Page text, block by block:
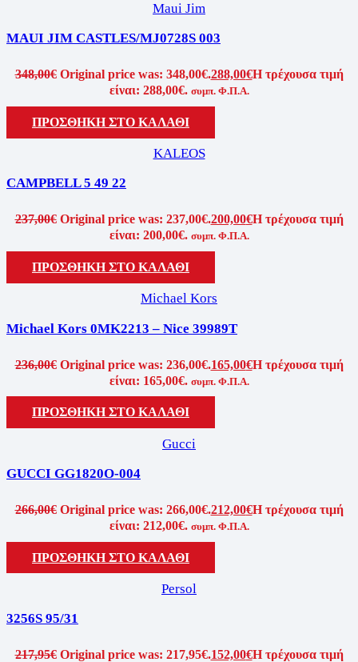
Maui Jim
MAUI JIM CASTLES/MJ0728S 003
348,00€ Original price was: 348,00€.288,00€Η τρέχουσα τιμή
είναι: 288,00€. συμπ. Φ.Π.Α.
ΠΡΟΣΘΗΚΗ ΣΤΟ ΚΑΛΑΘΙ
KALEOS
CAMPBELL 5 49 22
237,00€ Original price was: 237,00€.200,00€Η τρέχουσα τιμή
είναι: 200,00€. συμπ. Φ.Π.Α.
ΠΡΟΣΘΗΚΗ ΣΤΟ ΚΑΛΑΘΙ
Michael Kors
Michael Kors 0MK2213 – Nice 39989T
236,00€ Original price was: 236,00€.165,00€Η τρέχουσα τιμή
είναι: 165,00€. συμπ. Φ.Π.Α.
ΠΡΟΣΘΗΚΗ ΣΤΟ ΚΑΛΑΘΙ
Gucci
GUCCI GG1820O-004
266,00€ Original price was: 266,00€.212,00€Η τρέχουσα τιμή
είναι: 212,00€. συμπ. Φ.Π.Α.
ΠΡΟΣΘΗΚΗ ΣΤΟ ΚΑΛΑΘΙ
Persol
3256S 95/31
217,95€ Original price was: 217,95€.152,00€Η τρέχουσα τιμή